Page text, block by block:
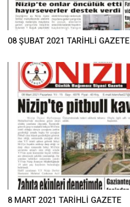
08 ŞUBAT 2021 TARİHLİ GAZETE
8 MART 2021 TARİHLİ GAZETE